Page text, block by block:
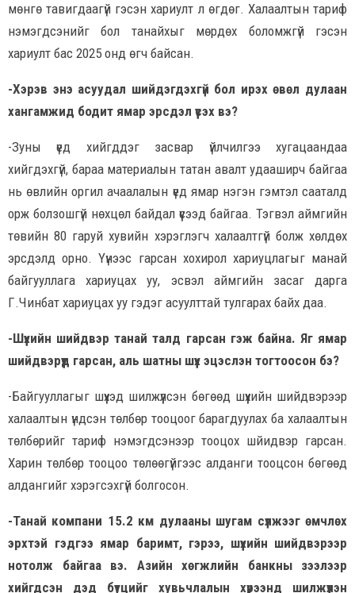
мөнгө тавигдаагүй гэсэн хариулт л өгдөг. Халаалтын тариф
нэмэгдсэнийг бол танайхыг мөрдөх боломжгүй гэсэн
хариулт бас 2025 онд өгч байсан.
-Хэрэв энэ асуудал шийдэгдэхгүй бол ирэх өвөл дулаан
хангамжид бодит ямар эрсдэл үүсэх вэ?
-Зуны үед хийгддэг засвар үйлчилгээ хугацаандаа
хийгдэхгүй, бараа материалын татан авалт удааширч байгаа
нь өвлийн оргил ачаалалын үед ямар нэгэн гэмтэл сааталд
орж болзошгүй нөхцөл байдал үүсээд байгаа. Тэгвэл аймгийн
төвийн 80 гаруй хувийн хэрэглэгч халаалтгүй болж хөлдөх
эрсдэлд орно. Үүнээс гарсан хохирол хариуцлагыг манай
байгууллага хариуцах уу, эсвэл аймгийн засаг дарга
Г.Чинбат хариуцах уу гэдэг асуулттай тулгарах байх даа.
-Шүүхийн шийдвэр танай талд гарсан гэж байна. Яг ямар
шийдвэрүүд гарсан, аль шатны шүүх эцэслэн тогтоосон бэ?
-Байгууллагыг шүүхэд шилжүүлсэн бөгөөд шүүхийн шийдвэрээр
халаалтын үндсэн төлбөр тооцоог барагдуулах ба халаалтын
төлбөрийг тариф нэмэгдсэнээр тооцох шйидвэр гарсан.
Харин төлбөр тооцоо төлөөгүйгээс алданги тооцсон бөгөөд
алдангийг хэрэгсэхгүй болгосон.
-Танай компани 15.2 км дулааны шугам сүлжээг өмчлөх
эрхтэй гэдгээ ямар баримт, гэрээ, шүүхийн шийдвэрээр
нотолж байгаа вэ. Азийн хөгжлийн банкны зээлээр
хийгдсэн дэд бүтцийг хувьчлалын хүрээнд шилжүүлэн